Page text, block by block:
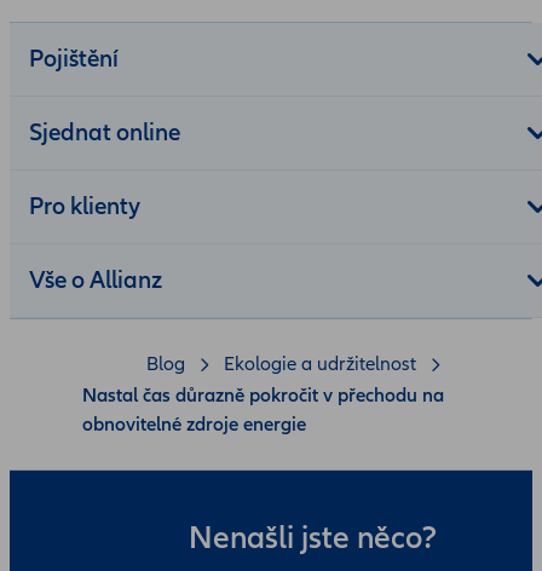
Pojištění
Sjednat online
Pro klienty
Vše o Allianz
Nenašli jste něco?
Blog
Ekologie a udržitelnost
Nastal čas důrazně pokročit v přechodu na
obnovitelné zdroje energie